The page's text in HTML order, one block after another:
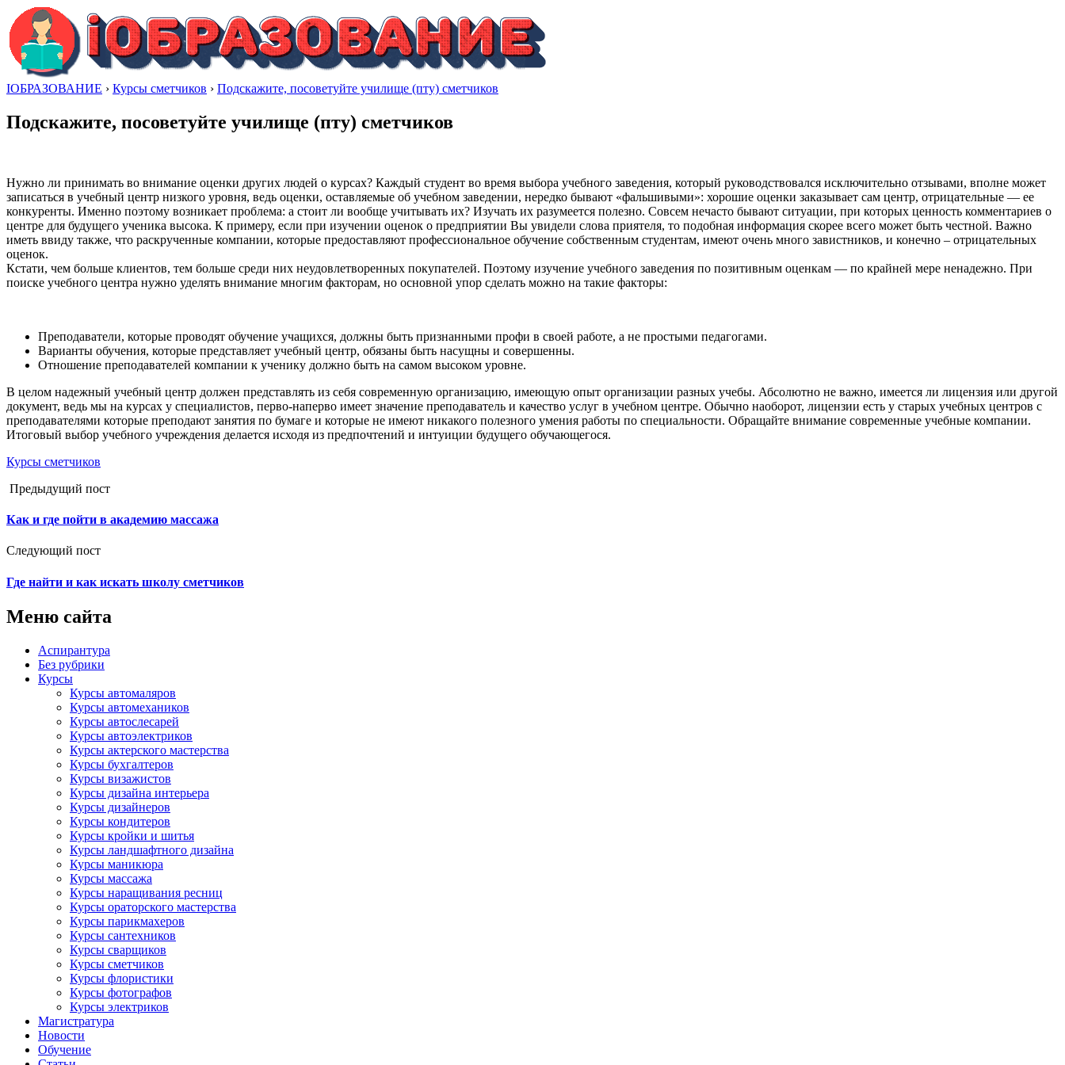
IОБРАЗОВАНИЕ › Курсы сметчиков › Подскажите, посоветуйте училище (пту) сметчиков
Подскажите, посоветуйте училище (пту) сметчиков
Нужно ли принимать во внимание оценки других людей о курсах? Каждый студент во время выбора учебного заведения, который руководствовался исключительно отзывами, вполне может
записаться в учебный центр низкого уровня, ведь оценки, оставляемые об учебном заведении, нередко бывают «фальшивыми»: хорошие оценки заказывает сам центр, отрицательные — ее
конкуренты. Именно поэтому возникает проблема: а стоит ли вообще учитывать их? Изучать их разумеется полезно. Совсем нечасто бывают ситуации, при которых ценность комментариев о
центре для будущего ученика высока. К примеру, если при изучении оценок о предприятии Вы увидели слова приятеля, то подобная информация скорее всего может быть честной. Важно
иметь ввиду также, что раскрученные компании, которые предоставляют профессиональное обучение собственным студентам, имеют очень много завистников, и конечно – отрицательных
оценок.
Кстати, чем больше клиентов, тем больше среди них неудовлетворенных покупателей. Поэтому изучение учебного заведения по позитивным оценкам — по крайней мере ненадежно. При
поиске учебного центра нужно уделять внимание многим факторам, но основной упор сделать можно на такие факторы:
Преподаватели, которые проводят обучение учащихся, должны быть признанными профи в своей работе, а не простыми педагогами.
Варианты обучения, которые представляет учебный центр, обязаны быть насущны и совершенны.
Отношение преподавателей компании к ученику должно быть на самом высоком уровне.
В целом надежный учебный центр должен представлять из себя современную организацию, имеющую опыт организации разных учебы. Абсолютно не важно, имеется ли лицензия или другой
документ, ведь мы на курсах у специалистов, перво-наперво имеет значение преподаватель и качество услуг в учебном центре. Обычно наоборот, лицензии есть у старых учебных центров с
преподавателями которые преподают занятия по бумаге и которые не имеют никакого полезного умения работы по специальности. Обращайте внимание современные учебные компании.
Итоговый выбор учебного учреждения делается исходя из предпочтений и интуиции будущего обучающегося.
Курсы сметчиков
Предыдущий пост
Как и где пойти в академию массажа
Следующий пост
Где найти и как искать школу сметчиков
Меню сайта
Аспирантура
Без рубрики
Курсы
Курсы автомаляров
Курсы автомехаников
Курсы автослесарей
Курсы автоэлектриков
Курсы актерского мастерства
Курсы бухгалтеров
Курсы визажистов
Курсы дизайна интерьера
Курсы дизайнеров
Курсы кондитеров
Курсы кройки и шитья
Курсы ландшафтного дизайна
Курсы маникюра
Курсы массажа
Курсы наращивания ресниц
Курсы ораторского мастерства
Курсы парикмахеров
Курсы сантехников
Курсы сварщиков
Курсы сметчиков
Курсы флористики
Курсы фотографов
Курсы электриков
Магистратура
Новости
Обучение